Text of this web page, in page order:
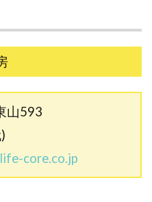
山593
core.co.jp